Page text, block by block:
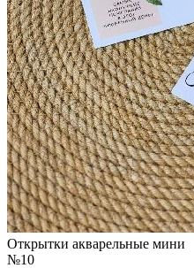
Открытки акварельные мини
№10